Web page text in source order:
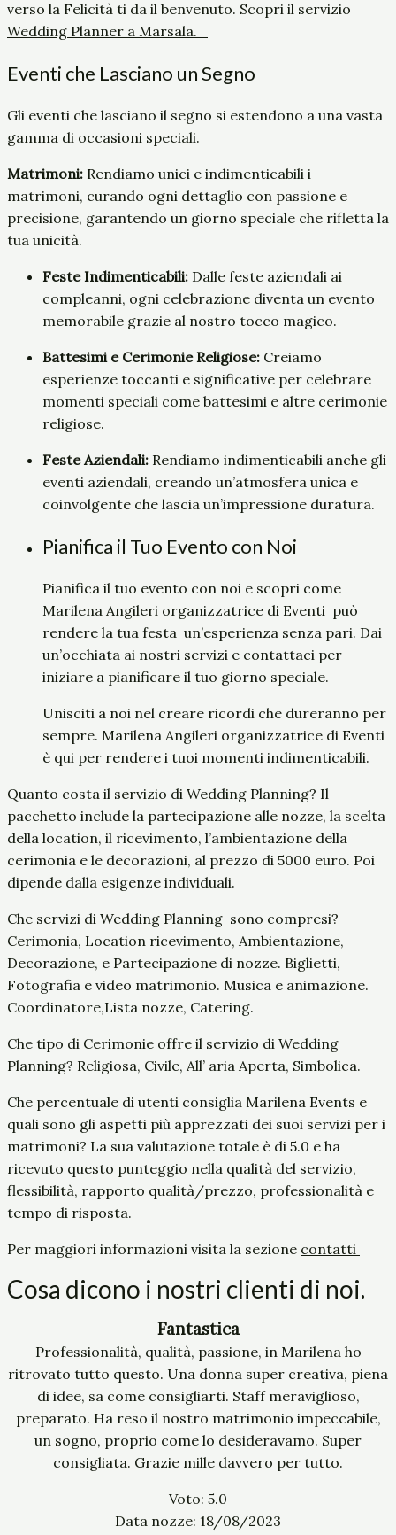
verso la Felicità ti da il benvenuto. Scopri il servizio
Wedding Planner a Marsala.
Eventi che Lasciano un Segno
Gli eventi che lasciano il segno si estendono a una vasta
gamma di occasioni speciali.
Matrimoni: Rendiamo unici e indimenticabili i
matrimoni, curando ogni dettaglio con passione e
precisione, garantendo un giorno speciale che rifletta la
tua unicità.
Feste Indimenticabili: Dalle feste aziendali ai
compleanni, ogni celebrazione diventa un evento
memorabile grazie al nostro tocco magico.
Battesimi e Cerimonie Religiose: Creiamo
esperienze toccanti e significative per celebrare
momenti speciali come battesimi e altre cerimonie
religiose.
Feste Aziendali: Rendiamo indimenticabili anche gli
eventi aziendali, creando un’atmosfera unica e
coinvolgente che lascia un’impressione duratura.
Pianifica il Tuo Evento con Noi
Pianifica il tuo evento con noi e scopri come
Marilena Angileri organizzatrice di Eventi può
rendere la tua festa un’esperienza senza pari. Dai
un’occhiata ai nostri servizi e contattaci per
iniziare a pianificare il tuo giorno speciale.
Unisciti a noi nel creare ricordi che dureranno per
sempre. Marilena Angileri organizzatrice di Eventi
è qui per rendere i tuoi momenti indimenticabili.
Quanto costa il servizio di Wedding Planning? Il
pacchetto include la partecipazione alle nozze, la scelta
della location, il ricevimento, l’ambientazione della
cerimonia e le decorazioni, al prezzo di 5000 euro. Poi
dipende dalla esigenze individuali.
Che servizi di Wedding Planning sono compresi?
Cerimonia, Location ricevimento, Ambientazione,
Decorazione, e Partecipazione di nozze. Biglietti,
Fotografia e video matrimonio. Musica e animazione.
Coordinatore,Lista nozze, Catering.
Che tipo di Cerimonie offre il servizio di Wedding
Planning? Religiosa, Civile, All’ aria Aperta, Simbolica.
Che percentuale di utenti consiglia Marilena Events e
quali sono gli aspetti più apprezzati dei suoi servizi per i
matrimoni? La sua valutazione totale è di 5.0 e ha
ricevuto questo punteggio nella qualità del servizio,
flessibilità, rapporto qualità/prezzo, professionalità e
tempo di risposta.
Per maggiori informazioni visita la sezione contatti
Cosa dicono i nostri clienti di noi.
Fantastica
Professionalità, qualità, passione, in Marilena ho
ritrovato tutto questo. Una donna super creativa, piena
di idee, sa come consigliarti. Staff meraviglioso,
preparato. Ha reso il nostro matrimonio impeccabile,
un sogno, proprio come lo desideravamo. Super
consigliata. Grazie mille davvero per tutto.
Voto: 5.0
Data nozze: 18/08/2023